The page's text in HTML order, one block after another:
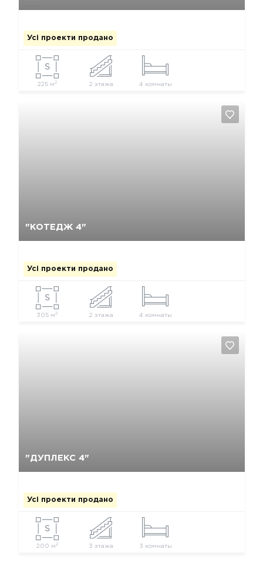
Усі проекти продано
225 м 2 2 этажа 4 комнаты
"КОТЕДЖ 4"
Усі проекти продано
305 м 2 2 этажа 4 комнаты
"ДУПЛЕКС 4"
Усі проекти продано
200 м 2 3 этажа 3 комнаты